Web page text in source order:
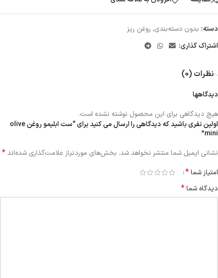
دسته: بدون دسته‌بندی, روغن ریز
اشتراک گذاری:
نظرات (0)
دیدگاهها
هیچ دیدگاهی برای این محصول نوشته نشده است.
اولین نفری باشید که دیدگاهی را ارسال می کنید برای “ست ابلیمو روغن olive
mini”
نشانی ایمیل شما منتشر نخواهد شد. بخش‌های موردنیاز علامت‌گذاری شده‌اند*
امتیاز شما*
دیدگاه شما*